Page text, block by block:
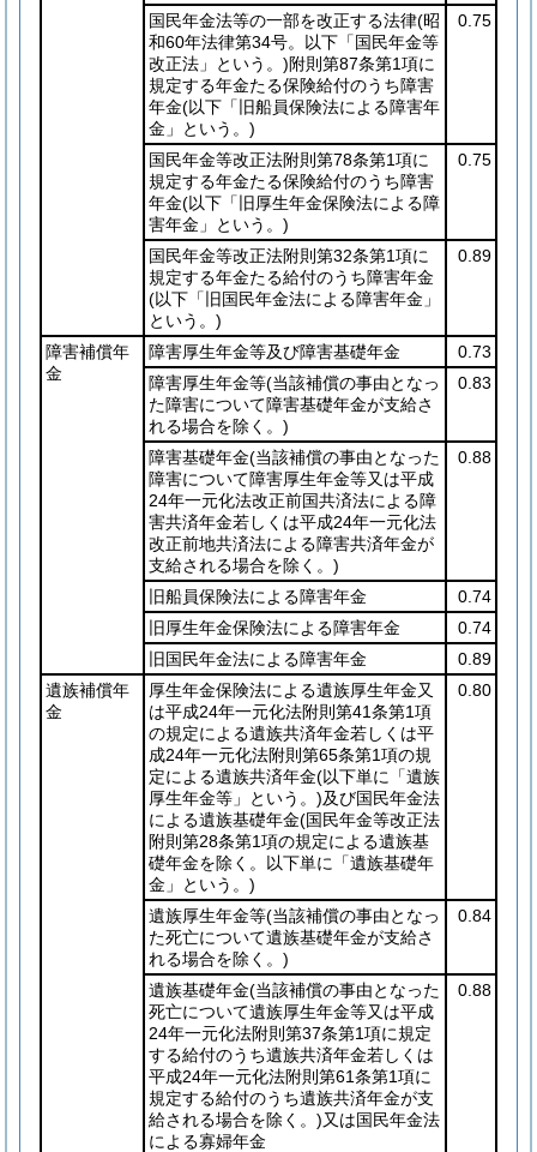
国民年金法等の一部を改正する法律(昭
和60年法律第34号。以下「国民年金等
改正法」という。)附則第87条第1項に
規定する年金たる保険給付のうち障害
年金(以下「旧船員保険法による障害年
金」という。)
0.75
国民年金等改正法附則第78条第1項に
規定する年金たる保険給付のうち障害
年金(以下「旧厚生年金保険法による障
害年金」という。)
0.75
国民年金等改正法附則第32条第1項に
規定する年金たる給付のうち障害年金
(以下「旧国民年金法による障害年金」
という。)
0.89
障害補償年
金
障害厚生年金等及び障害基礎年金
0.73
障害厚生年金等(当該補償の事由となっ
た障害について障害基礎年金が支給さ
れる場合を除く。)
0.83
障害基礎年金(当該補償の事由となった
障害について障害厚生年金等又は平成
24年一元化法改正前国共済法による障
害共済年金若しくは平成24年一元化法
改正前地共済法による障害共済年金が
支給される場合を除く。)
0.88
旧船員保険法による障害年金
0.74
旧厚生年金保険法による障害年金
0.74
旧国民年金法による障害年金
0.89
遺族補償年
金
厚生年金保険法による遺族厚生年金又
は平成24年一元化法附則第41条第1項
の規定による遺族共済年金若しくは平
成24年一元化法附則第65条第1項の規
定による遺族共済年金(以下単に「遺族
厚生年金等」という。)及び国民年金法
による遺族基礎年金(国民年金等改正法
附則第28条第1項の規定による遺族基
礎年金を除く。以下単に「遺族基礎年
金」という。)
0.80
遺族厚生年金等(当該補償の事由となっ
た死亡について遺族基礎年金が支給さ
れる場合を除く。)
0.84
遺族基礎年金(当該補償の事由となった
死亡について遺族厚生年金等又は平成
24年一元化法附則第37条第1項に規定
する給付のうち遺族共済年金若しくは
平成24年一元化法附則第61条第1項に
規定する給付のうち遺族共済年金が支
給される場合を除く。)又は国民年金法
による寡婦年金
0.88